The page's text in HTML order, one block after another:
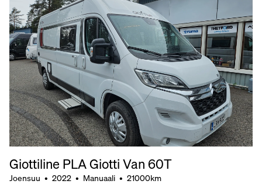
Giottiline PLA Giotti Van 60T
Joensuu • 2022 • Manuaali • 21000km